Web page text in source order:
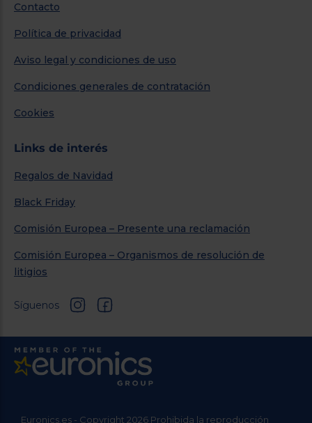
Contacto
Política de privacidad
Aviso legal y condiciones de uso
Condiciones generales de contratación
Cookies
Links de interés
Regalos de Navidad
Black Friday
Comisión Europea – Presente una reclamación
Comisión Europea – Organismos de resolución de
litigios
Síguenos
Euronics.es - Copyright 2026 Prohibida la reproducción